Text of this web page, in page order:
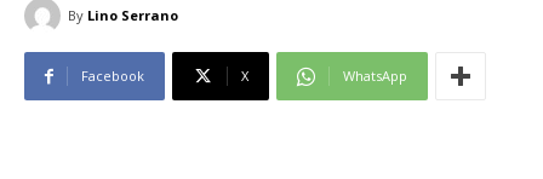
By Lino Serrano
Facebook X WhatsApp